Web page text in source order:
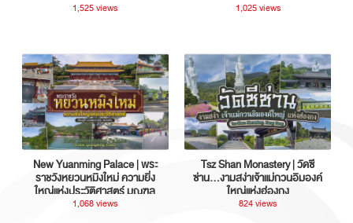
1,525 views 1,025 views
New Yuanming Palace | พระ
ราชวังหยวนหมิงใหม่ ความยิ่ง
ใหญ่แห่งประวัติศาสตร์ มณฑล
กวางตุ้ง ประเทศจีน
1,068 views
Tsz Shan Monastery | วัดซี
ซ่าน…งามสง่าเจ้าแม่กวนอิมองค์
ใหญ่แห่งฮ่องกง
824 views